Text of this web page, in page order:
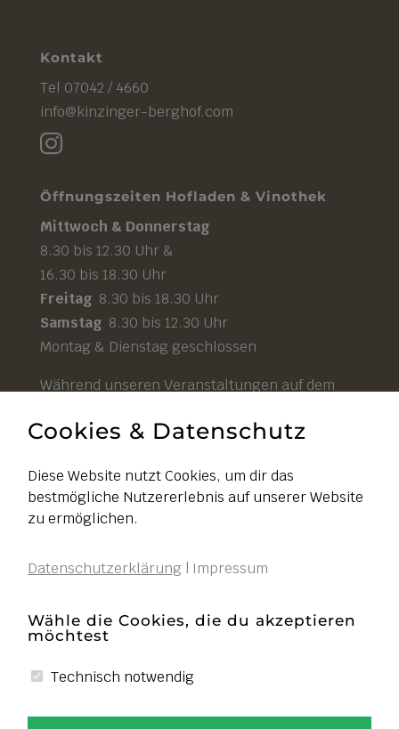
Kontakt
Tel 07042 / 4660
info@kinzinger-berghof.com

Öffnungszeiten Hofladen & Vinothek
Mittwoch & Donnerstag
8.30 bis 12.30 Uhr &
16.30 bis 18.30 Uhr
Freitag8.30 bis 18.30 Uhr
Samstag8.30 bis 12.30 Uhr
Montag & Dienstag geschlossen
Während unseren Veranstaltungen auf dem
Impressum
AGB
Liefer- und Zahlungsbedingungen
Cookies bearbeiten
VERTRAG WIDERRUFEN
Cookies & Datenschutz
Diese Website nutzt Cookies, um dir das
bestmögliche Nutzererlebnis auf unserer Website
zu ermöglichen.
Datenschutzerklärung Impressum
Wähle die Cookies, die du akzeptieren
möchtest
Technisch notwendig